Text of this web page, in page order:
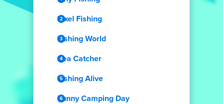
Pixel Fishing
Fishing World
Sea Catcher
Fishing Alive
Funny Camping Day